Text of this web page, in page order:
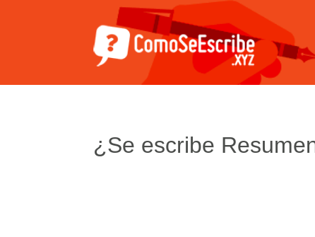
¿Se escribe